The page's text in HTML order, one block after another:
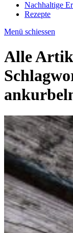
Nachhaltige
Rezepte
Menü schiessen
Alle